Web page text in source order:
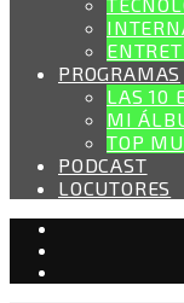
PROGRAMAS
LAS 10
MI
TOP
PODCAST
LOCUTORES